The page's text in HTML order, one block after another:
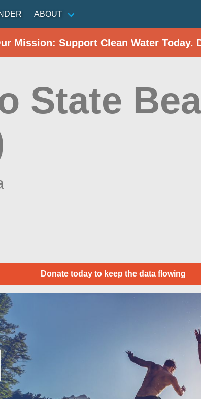
ABOUT
Mission: Support Clean Water Today.
State
Donate today to keep the data flowing